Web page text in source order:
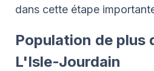
dans cette étape
Population de plus
L'Isle-Jourdain